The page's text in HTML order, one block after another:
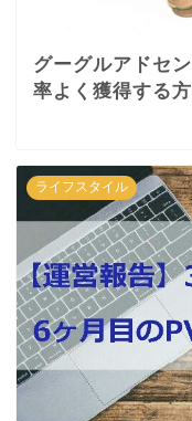
グーグルアドセ
率よく獲得する
ライフスタイル